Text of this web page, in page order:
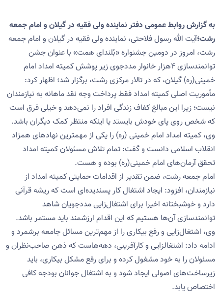
به گزارش روابط عمومی دفتر نماینده ولی فقیه در گیلان و امام جمعه
رشت؛آیت الله رسول فلاحتی، نماینده ولی فقیه در گیلان و امام جمعه
رشت، امروز در دومین جشنواره «بُلندای همت» با عنوان جشن
توانمندسازی ۴هزار خانوار مددجوی زیر پوشش کمیته امداد امام
خمینی(ره) گیلان، که در تالار مرکزی رشت، برگزار شد؛ اظهار کرد:
مأموریت اصلی کمیته امداد فقط پرداخت وجه نقد ماهانه به نیازمندان
نیست؛ زیرا این مبالغ کفاف زندگی افراد را نمی‌دهد و خیلی فرق است
که شخص روی پای خودش بایستد یا اینکه منتظر کمک دیگران باشد.
وی، کمیته امداد امام خمینی (ره) را یکی از مهمترین نهادهای همزاد
انقلاب اسلامی دانست و گفت: تمام تلاش مسئولان کمیته امداد
تحقق آرمان‌های امام خمینی(ره) بوده و هست.
امام جمعه رشت، ضمن تقدیر از اقدامات حمایتی کمیته امداد از
نیازمندان، افزود: ایجاد اشتغال کار پسندیده‌ای است که ریشه قرآنی
دارد و خوشبختانه اخیرا برای اشتغال‌زایی مددجویان شاهد
توانمندسازی آن‌ها هستیم که این اقدام ارزشمند باید مستمر باشد.
وی، اشتغال‌زایی و رفع بیکاری را از مهم‌ترین مسائل جامعه برشمرد و
ادامه داد: اشتغالزایی و کارآفرینی، دهه‌هاست که ذهن صاحب‌نظران و
مسئولان را به خود مشغول کرده‌ و برای رفع مشکل بیکاری، باید
زیرساخت‌های اصولی ایجاد شود و به اشتغال جوانان بودجه کافی
اختصاص یابد.